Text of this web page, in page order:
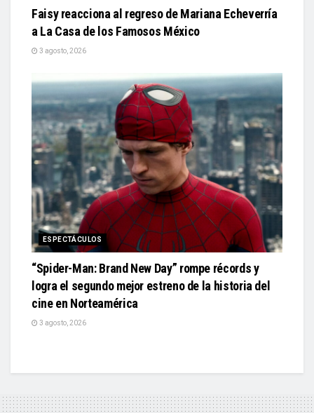
Faisy reacciona al regreso de Mariana Echeverría
a La Casa de los Famosos México
3 agosto, 2026
ESPECTÁCULOS
“Spider-Man: Brand New Day” rompe récords y
logra el segundo mejor estreno de la historia del
cine en Norteamérica
3 agosto, 2026